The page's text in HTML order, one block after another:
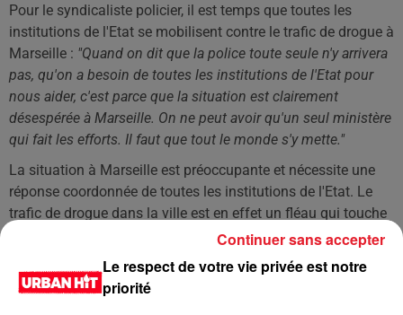
Pour le syndicaliste policier, il est temps que toutes les
institutions de l'Etat se mobilisent contre le trafic de drogue à
Marseille : "Quand on dit que la police toute seule n'y arrivera
pas, qu'on a besoin de toutes les institutions de l'Etat pour
nous aider, c'est parce que la situation est clairement
désespérée à Marseille. On ne peut avoir qu'un seul ministère
qui fait les efforts. Il faut que tout le monde s'y mette."
La situation à Marseille est préoccupante et nécessite une
réponse coordonnée de toutes les institutions de l'Etat. Le
trafic de drogue dans la ville est en effet un fléau qui touche
de nombreux jeunes et qui a déjà causé la mort de plusieurs
personnes cette année. Il est urgent que des mesures
concrètes soient prises pour mettre fin à cette violence et
pour protéger les citoyens de Marseille.
Le respect de votre vie privée est notre
priorité
Continuer sans accepter